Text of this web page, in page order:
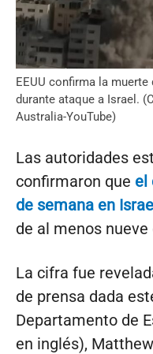
EEUU confirma la
durante ataque a Israel.
Australia-YouTube)
Las autoridades
confirmaron que el
de semana en
de al menos
La cifra fue
de prensa dada
Departamento de
en inglés),